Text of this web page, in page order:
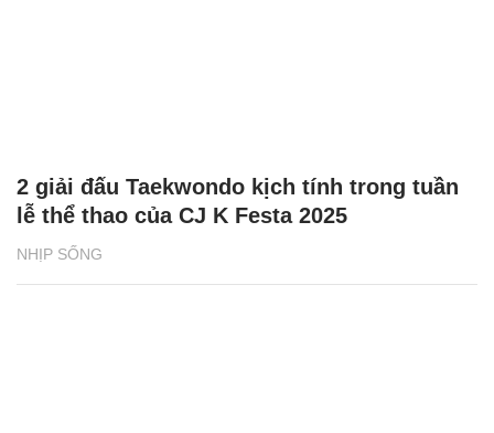
NHỊP SỐNG
2 giải đấu Taekwondo kịch tính trong tuần
lễ thể thao của CJ K Festa 2025